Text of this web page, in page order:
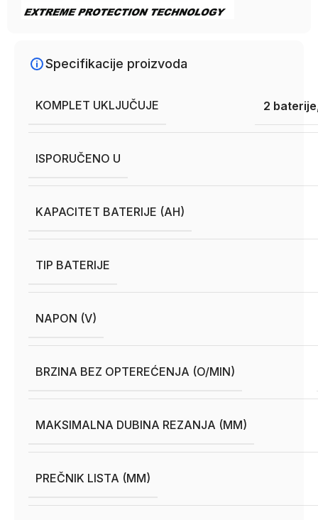
Specifikacije proizvoda
KOMPLET UKLJUČUJE 2
ISPORUČENO U
KAPACITET BATERIJE (AH)
TIP BATERIJE
NAPON (V)
BRZINA BEZ OPTEREĆENJA (O/MIN)
MAKSIMALNA DUBINA REZANJA (MM)
PREČNIK LISTA (MM)